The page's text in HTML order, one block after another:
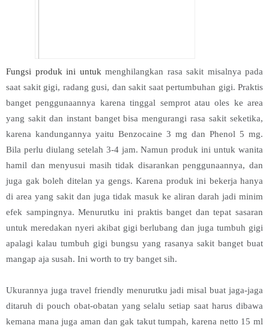
Fungsi produk ini untuk menghilangkan rasa sakit misalnya pada
saat sakit gigi, radang gusi, dan sakit saat pertumbuhan gigi. Praktis
banget penggunaannya karena tinggal semprot atau oles ke area
yang sakit dan instant banget bisa mengurangi rasa sakit seketika,
karena kandungannya yaitu Benzocaine 3 mg dan Phenol 5 mg.
Bila perlu diulang setelah 3-4 jam. Namun produk ini untuk wanita
hamil dan menyusui masih tidak disarankan penggunaannya, dan
juga gak boleh ditelan ya gengs. Karena produk ini bekerja hanya
di area yang sakit dan juga tidak masuk ke aliran darah jadi minim
efek sampingnya. Menurutku ini praktis banget dan tepat sasaran
untuk meredakan nyeri akibat gigi berlubang dan juga tumbuh gigi
apalagi kalau tumbuh gigi bungsu yang rasanya sakit banget buat
mangap aja susah. Ini worth to try banget sih.
Ukurannya juga travel friendly menurutku jadi misal buat jaga-jaga
ditaruh di pouch obat-obatan yang selalu setiap saat harus dibawa
kemana mana juga aman dan gak takut tumpah, karena netto 15 ml